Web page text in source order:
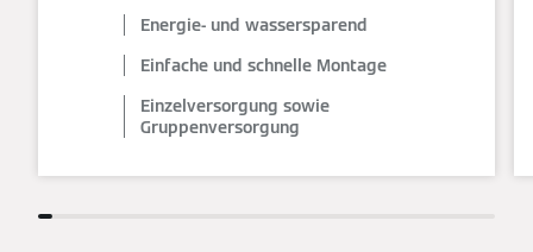
Energie- und wassersparend
Einfache und schnelle Montage
Einzelversorgung sowie
Gruppenversorgung